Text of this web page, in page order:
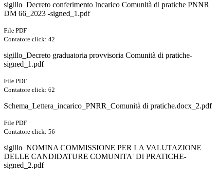
sigillo_Decreto conferimento Incarico Comunità di pratiche PNNR
DM 66_2023 -signed_1.pdf
File PDF
Contatore click: 42
sigillo_Decreto graduatoria provvisoria Comunità di pratiche-
signed_1.pdf
File PDF
Contatore click: 62
Schema_Lettera_incarico_PNRR_Comunità di pratiche.docx_2.pdf
File PDF
Contatore click: 56
sigillo_NOMINA COMMISSIONE PER LA VALUTAZIONE
DELLE CANDIDATURE COMUNITA' DI PRATICHE-
signed_2.pdf